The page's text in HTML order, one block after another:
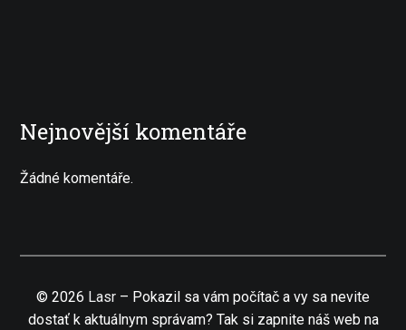
Nejnovější komentáře
Žádné komentáře.
© 2026 Lasr – Pokazil sa vám počítač a vy sa nevite
dostať k aktuálnym správam? Tak si zapnite náš web na